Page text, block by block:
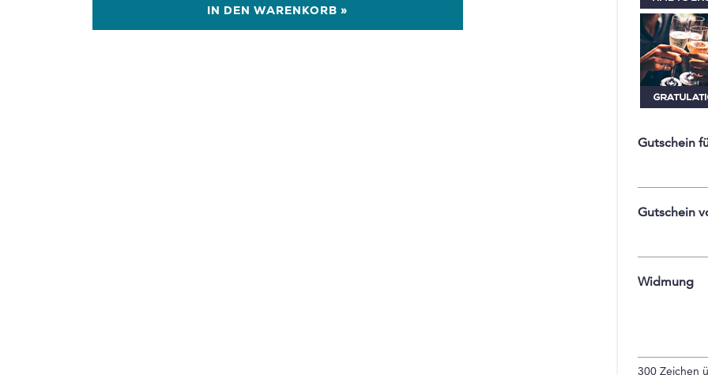
Gutschein
Gutschein
Widmung
300 Zeichen
IN DEN WARENKORB »